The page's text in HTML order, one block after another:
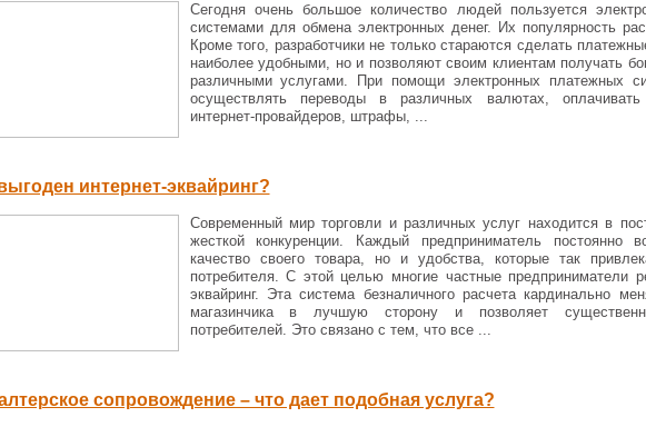
Сегодня очень большое количество людей пользуется
системами для обмена электронных денег. Их популярность
Кроме того, разработчики не только стараются сделать
наиболее удобными, но и позволяют своим клиентам получать
различными услугами. При помощи электронных платежных
осуществлять переводы в различных валютах,
интернет-провайдеров, штрафы, ...
интернет-эквайринг?
Современный мир торговли и различных услуг находится в
жесткой конкуренции. Каждый предприниматель постоянно
качество своего товара, но и удобства, которые так
потребителя. С этой целью многие частные предприниматели
эквайринг. Эта система безналичного расчета кардинально
магазинчика в лучшую сторону и позволяет
потребителей. Это связано с тем, что все ...
сопровождение – что дает подобная услуга?